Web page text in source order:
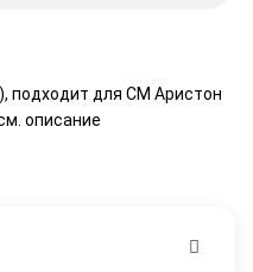
подходит для СМ Аристон
описание